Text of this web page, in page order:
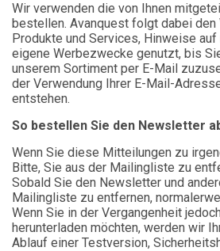
Wir verwenden die von Ihnen
bestellen. Avanquest folgt dabei
Produkte und Services, Hinweise
eigene Werbezwecke genutzt, bis
unserem Sortiment per E-Mail
der Verwendung Ihrer E-Mail-
entstehen.
So bestellen Sie den Newsletter
Wenn Sie diese Mitteilungen zu
Bitte, Sie aus der Mailingliste zu
Sobald Sie den Newsletter und
Mailingliste zu entfernen,
Wenn Sie in der Vergangenheit
herunterladen möchten, werden wir
Ablauf einer Testversion,